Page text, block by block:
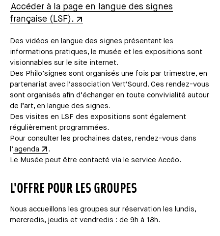
Accéder à la page en langue des signes
française (LSF).
Des vidéos en langue des signes présentant les
informations pratiques, le musée et les expositions sont
visionnables sur le site internet.
Des Philo’signes sont organisés une fois par trimestre, en
partenariat avec l’association Vert’Sourd. Ces rendez-vous
sont organisés afin d’échanger en toute convivialité autour
de l’art, en langue des signes.
Des visites en LSF des expositions sont également
régulièrement programmées.
Pour consulter les prochaines dates, rendez-vous dans
l’agenda
.
Le Musée peut être contacté via le service Accéo.
L'OFFRE POUR LES GROUPES
Nous accueillons les groupes sur réservation les lundis,
mercredis, jeudis et vendredis : de 9h à 18h.